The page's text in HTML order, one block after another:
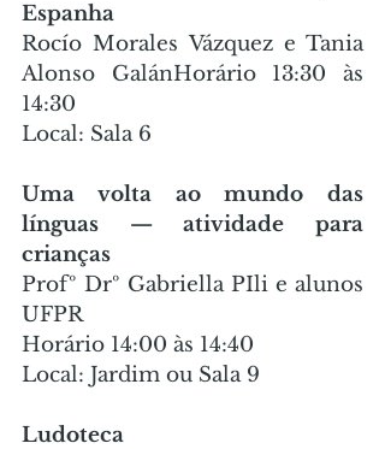
Espanha
Rocío Morales Vázquez e Tania
Alonso GalánHorário 13:30 às
14:30
Local: Sala 6
Uma volta ao mundo das
línguas — atividade para
crianças
Profº Drº Gabriella PIli e alunos
UFPR
Horário 14:00 às 14:40
Local: Jardim ou Sala 9
Ludoteca